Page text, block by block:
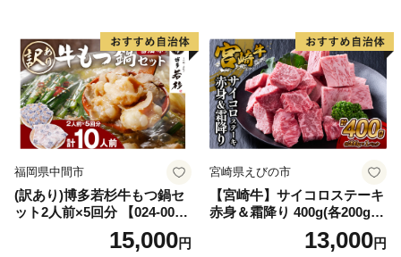
福岡県中間市
(訳あり)博多若杉牛もつ鍋セ
ット2人前×5回分 【024-002
15,000円
宮崎県えびの市
【宮崎牛】サイコロステーキ
赤身＆霜降り 400g(各200g×
１P 計2P) 真空パック 冷凍
13,000円